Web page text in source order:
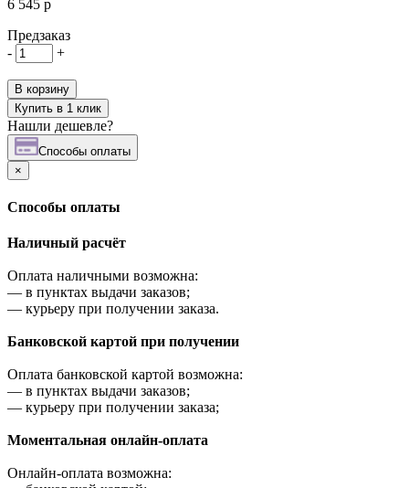
6 545 р
Предзаказ
-
+
В корзину
Купить в 1 клик
Нашли дешевле?
Cпособы оплаты
×
Cпособы оплаты
Наличный расчёт
Оплата наличными возможна:
— в пунктах выдачи заказов;
— курьеру при получении заказа.
Банковской картой при получении
Оплата банковской картой возможна:
— в пунктах выдачи заказов;
— курьеру при получении заказа;
Моментальная онлайн-оплата
Онлайн-оплата возможна: